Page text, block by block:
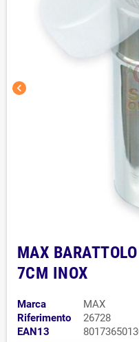
chevron_left
MAX
7CM INOX
Marca
MAX
Riferimento
26728
EAN13